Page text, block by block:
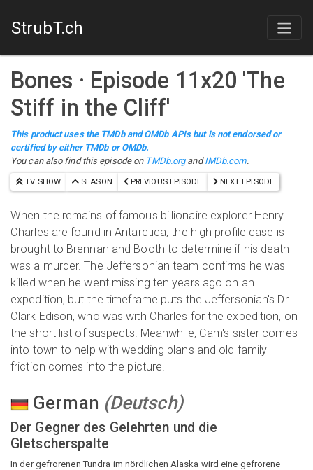
StrubT.ch
Bones · Episode 11x20 'The
Stiff in the Cliff'
This product uses the TMDb and OMDb APIs but is not endorsed or
certified by either TMDb or OMDb.
You can also find this episode on TMDb.organdIMDb.com.
TV SHOW SEASON PREVIOUS EPISODE NEXT EPISODE
When the remains of famous billionaire explorer Henry
Charles are found in Antarctica, the high profile case is
brought to Brennan and Booth to determine if his death
was a murder. The Jeffersonian team confirms he was
killed when he went missing ten years ago on an
expedition, but the timeframe puts the Jeffersonian's Dr.
Clark Edison, who was with Charles for the expedition, on
the short list of suspects. Meanwhile, Cam's sister comes
into town to help with wedding plans and old family
friction comes into the picture.
German (Deutsch)
Der Gegner des Gelehrten und die
Gletscherspalte
In der gefrorenen Tundra im nördlichen Alaska wird eine gefrorene